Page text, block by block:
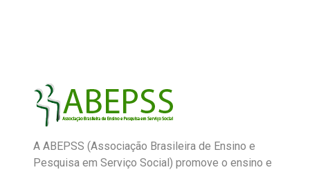
A ABEPSS (Associação Brasileira de Ensino e
Pesquisa em Serviço Social) promove o ensino e